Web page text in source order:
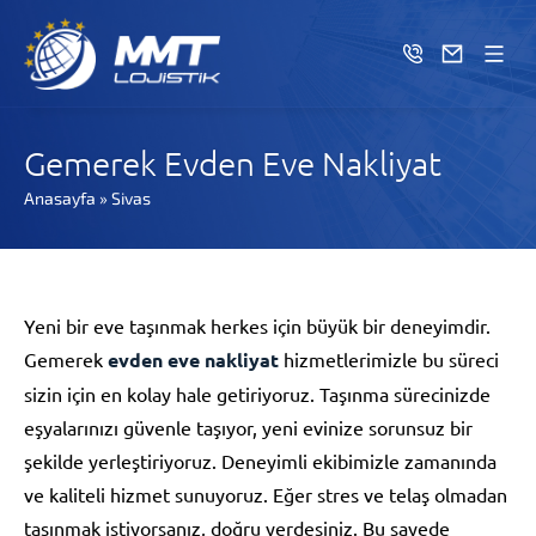
Gemerek Evden Eve Nakliyat
Anasayfa » Sivas
Yeni bir eve taşınmak herkes için büyük bir deneyimdir.
Gemerek evden eve nakliyat hizmetlerimizle bu süreci
sizin için en kolay hale getiriyoruz. Taşınma sürecinizde
eşyalarınızı güvenle taşıyor, yeni evinize sorunsuz bir
şekilde yerleştiriyoruz. Deneyimli ekibimizle zamanında
ve kaliteli hizmet sunuyoruz. Eğer stres ve telaş olmadan
taşınmak istiyorsanız, doğru yerdesiniz. Bu sayede